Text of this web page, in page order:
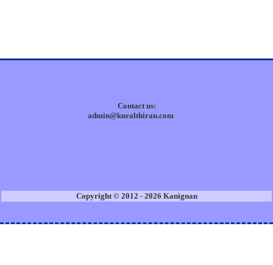
Contact us:
admin@kuralthiran.com
Copyright © 2012 - 2026 Kanignan